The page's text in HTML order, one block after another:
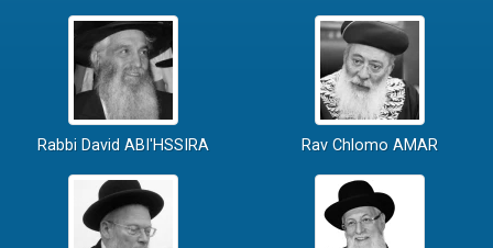
Rabbi David ABI'HSSIRA Rav Chlomo AMAR